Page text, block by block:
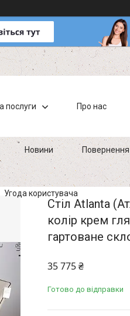
послуги Про нас
Новини Повернення
Угода користувача
Стіл Atlanta
колір крем
гартоване
35 775 ₴
Готово до відправки